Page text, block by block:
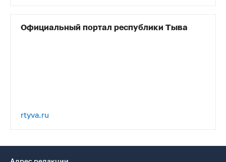
Официальный портал республики Тыва
rtyva.ru